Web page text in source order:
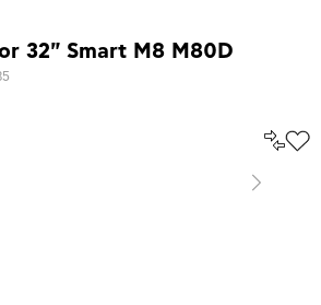
32" Smart Μ8 M80D
Επόμενο